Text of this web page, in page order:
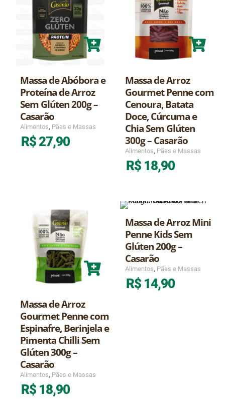
Massa de Abóbora e
Proteína de Arroz
Sem Glúten 200g –
Casarão
Alimentos Pães e Massas
R$27,90
Massa de Arroz
Gourmet Penne com
Cenoura, Batata
Doce, Cúrcuma e
Chia Sem Glúten
300g – Casarão
Alimentos Pães e Massas
R$ 18,90
Massa de Arroz
Gourmet Penne com
Espinafre, Berinjela e
Pimenta Chilli Sem
Glúten 300g –
Casarão
Alimentos Pães e Massas
R$ 18,90
Massa de Arroz Mini
Penne Kids Sem
Glúten 200g –
Casarão
Alimentos Pães e Massas
R$ 14,90